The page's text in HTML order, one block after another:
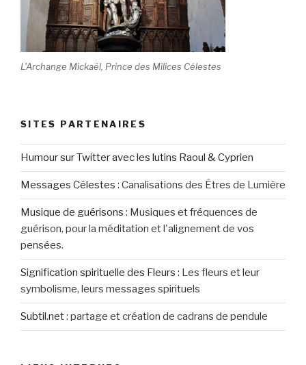
L'Archange Mickaël, Prince des Milices Célestes
SITES PARTENAIRES
Humour sur Twitter avec les lutins Raoul & Cyprien
Messages Célestes : Canalisations des Êtres de Lumière
Musique de guérisons : Musiques et fréquences de
guérison, pour la méditation et l'alignement de vos
pensées.
Signification spirituelle des Fleurs : Les fleurs et leur
symbolisme, leurs messages spirituels
Subtil.net: partage et création de cadrans de pendule